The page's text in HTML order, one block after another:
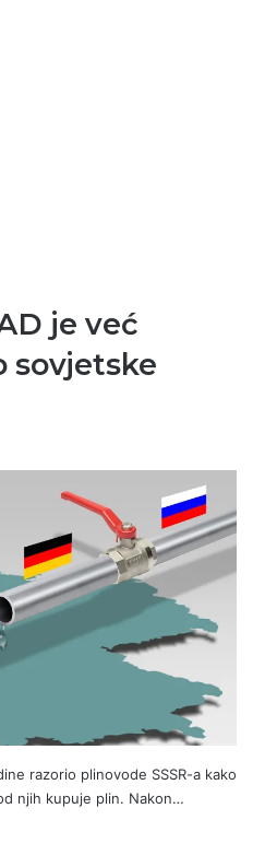
je već
sovjetske
razorio plinovode SSSR-a kako
njih kupuje plin. Nakon…